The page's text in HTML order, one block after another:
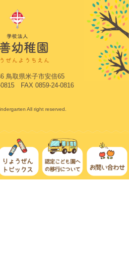
鳥取県米子市安倍65
FAX 0859-24-0816
All right reserved.